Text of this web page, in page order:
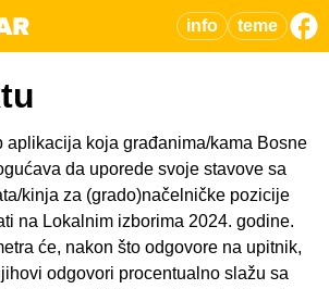
info teme
aplikacija koja građanima/kama Bosne
da uporede svoje stavove sa
kinja za (grado)načelničke pozicije
na Lokalnim izborima 2024. godine.
će, nakon što odgovore na upitnik,
odgovori procentualno slažu sa